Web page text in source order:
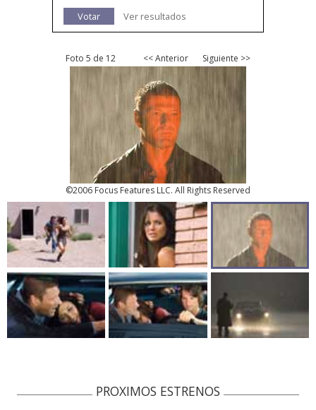
Votar
Ver resultados
Foto 5 de 12 << Anterior Siguiente >>
©2006 Focus Features LLC. All Rights Reserved
PROXIMOS ESTRENOS